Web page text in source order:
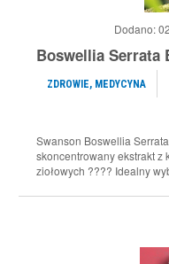
Dodano:
Boswellia Serrata
ZDROWIE, MEDYCYNA
Swanson Boswellia
skoncentrowany ekstrakt z
ziołowych ???? Idealny